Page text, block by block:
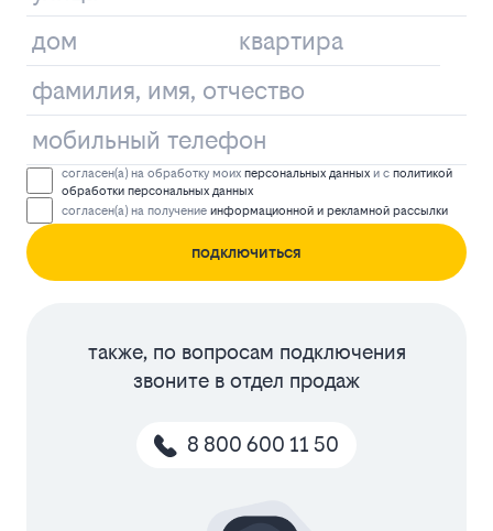
согласен(а) на обработку моих персональных данных и с политикой
обработки персональных данных
согласен(а) на получение информационной и рекламной рассылки
подключиться
также, по вопросам подключения
звоните в отдел продаж
8 800 600 11 50